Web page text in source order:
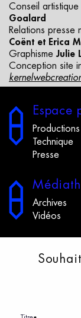
Conseil
Goalard
Relations presse
Coënt et Erica
GraphismeJulie
Conception site
Espace
Productions
Technique
Presse
M
Archives
Vidéos
S